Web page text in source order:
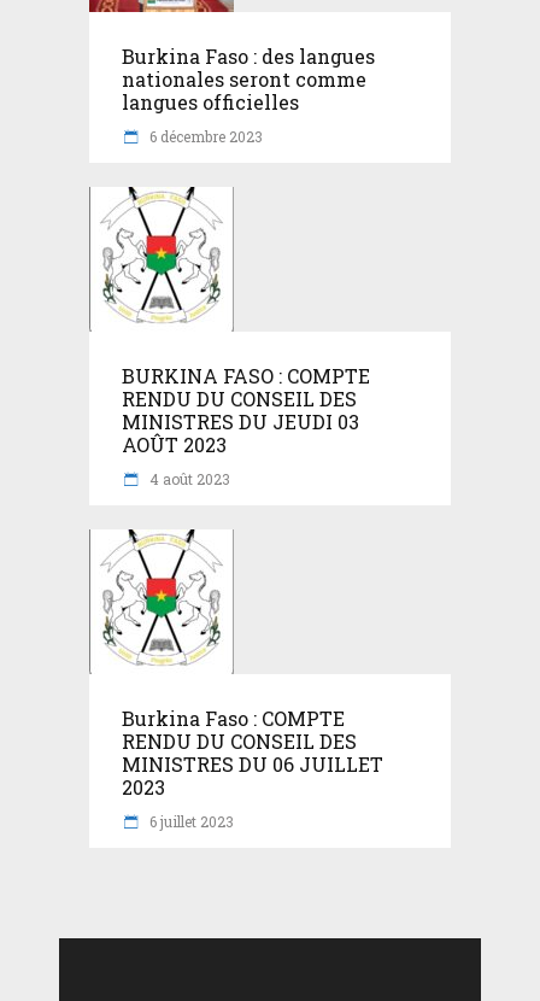
Burkina Faso : des langues
nationales seront comme
langues officielles
6 décembre 2023
BURKINA FASO : COMPTE
RENDU DU CONSEIL DES
MINISTRES DU JEUDI 03
AOÛT 2023
4 août 2023
Burkina Faso : COMPTE
RENDU DU CONSEIL DES
MINISTRES DU 06 JUILLET
2023
6 juillet 2023